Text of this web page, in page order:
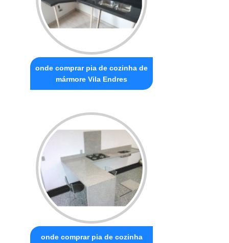
onde comprar pia de cozinha de
mármore Vila Endres
onde comprar pia de cozinha